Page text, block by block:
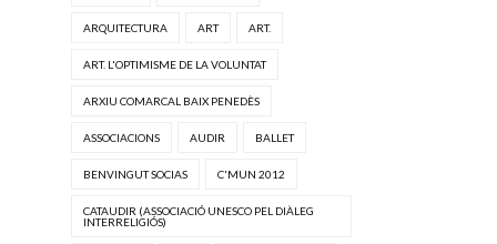
ARQUITECTURA ART ART.
ART. L'OPTIMISME DE LA VOLUNTAT
ARXIU COMARCAL BAIX PENEDÈS
ASSOCIACIONS AUDIR BALLET
BENVINGUT SOCIAS C'MUN 2012
CATAUDIR (ASSOCIACIÓ UNESCO PEL DIÀLEG
INTERRELIGIÓS)